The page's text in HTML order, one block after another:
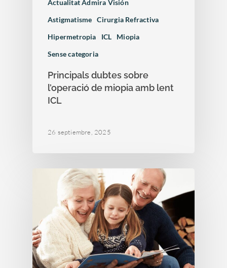
Actualitat Admira Visión
Astigmatisme
Cirurgia Refractiva
Hipermetropia
ICL
Miopia
Sense categoria
Principals dubtes sobre
l’operació de miopia amb lent
ICL
26 septiembre, 2025